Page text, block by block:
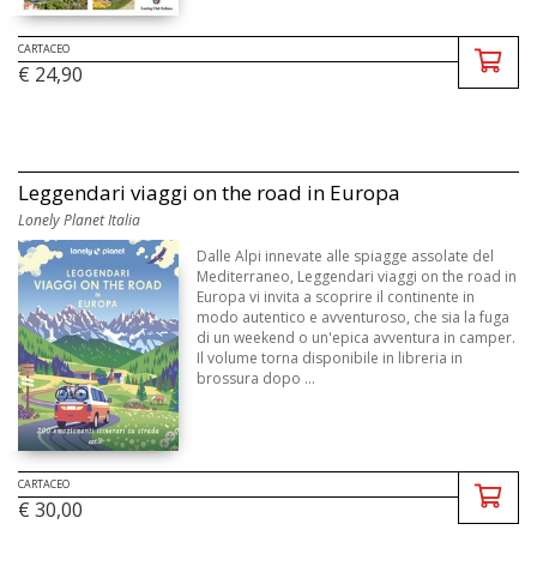
CARTACEO
€ 24,90
Leggendari viaggi on the road in Europa
Lonely Planet Italia
Dalle Alpi innevate alle spiagge assolate del
Mediterraneo, Leggendari viaggi on the road in
Europa vi invita a scoprire il continente in
modo autentico e avventuroso, che sia la fuga
di un weekend o un'epica avventura in camper.
Il volume torna disponibile in libreria in
brossura dopo ...
CARTACEO
€ 30,00